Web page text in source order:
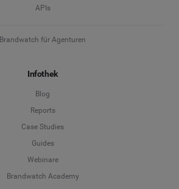
APIs
Brandwatch für Agenturen
Infothek
Blog
Reports
Case Studies
Guides
Webinare
Brandwatch Academy